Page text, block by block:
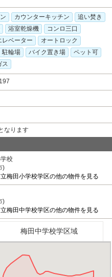
カウンターキッチン
追い焚き
浴室乾燥機
コンロ三口
レベーター
オートロック
駐輪場 バイク置き場
ペット可
ス
なります
校
)
梅田小学校学区の他の物件を見る
)
梅田中学校学区の他の物件を見る
梅田中学校学区域